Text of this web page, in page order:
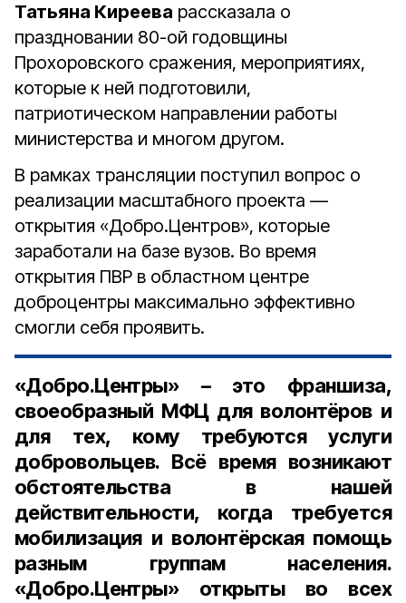
Татьяна Киреева рассказала о
праздновании 80-ой годовщины
Прохоровского сражения, мероприятиях,
которые к ней подготовили,
патриотическом направлении работы
министерства и многом другом.
В рамках трансляции поступил вопрос о
реализации масштабного проекта —
открытия «Добро.Центров», которые
заработали на базе вузов. Во время
открытия ПВР в областном центре
доброцентры максимально эффективно
смогли себя проявить.
«Добро.Центры» – это франшиза,
своеобразный МФЦ для волонтёров и
для тех, кому требуются услуги
добровольцев. Всё время возникают
обстоятельства в нашей
действительности, когда требуется
мобилизация и волонтёрская помощь
разным группам населения.
«Добро.Центры» открыты во всех